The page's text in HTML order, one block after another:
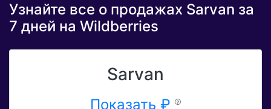
Узнайте все о продажах Sarvan за
7 дней на Wildberries
Sarvan
Показать ₽